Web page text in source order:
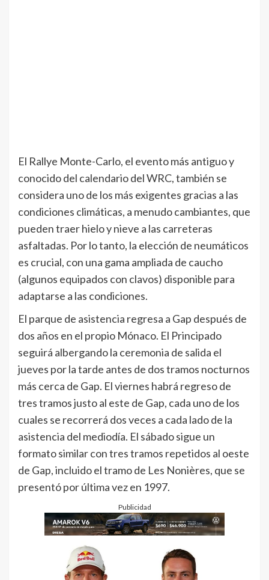
El Rallye Monte-Carlo, el evento más antiguo y
conocido del calendario del WRC, también se
considera uno de los más exigentes gracias a las
condiciones climáticas, a menudo cambiantes, que
pueden traer hielo y nieve a las carreteras
asfaltadas. Por lo tanto, la elección de neumáticos
es crucial, con una gama ampliada de caucho
(algunos equipados con clavos) disponible para
adaptarse a las condiciones.
El parque de asistencia regresa a Gap después de
dos años en el propio Mónaco. El Principado
seguirá albergando la ceremonia de salida el
jueves por la tarde antes de dos tramos nocturnos
más cerca de Gap. El viernes habrá regreso de
tres tramos justo al este de Gap, cada uno de los
cuales se recorrerá dos veces a cada lado de la
asistencia del mediodía. El sábado sigue un
formato similar con tres tramos repetidos al oeste
de Gap, incluido el tramo de Les Nonières, que se
presentó por última vez en 1997.
Publicidad